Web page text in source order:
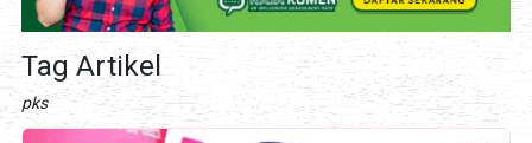
Tag Artikel
pks